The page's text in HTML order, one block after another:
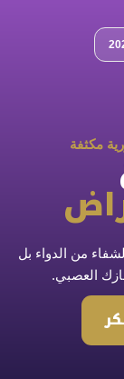
بل